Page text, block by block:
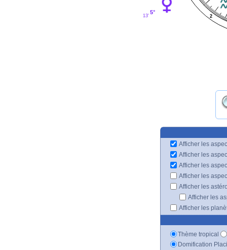
2
5°
13'
Afficher les
Afficher les
Afficher les
Afficher les
Afficher les
Afficher les
Afficher les
Thème tropical
Domification